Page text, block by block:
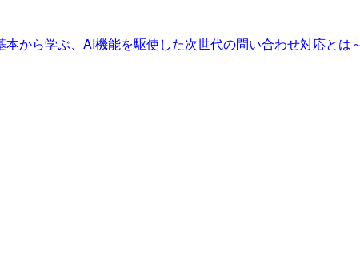
から学ぶ、AI機能を駆使した次世代の問い合わせ対応とは